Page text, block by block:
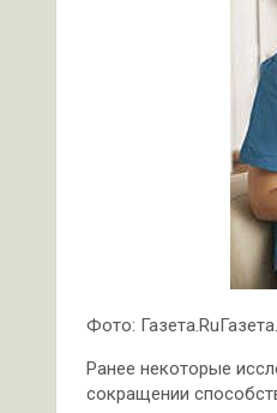
Фото:
Ранее некоторые
сокращении